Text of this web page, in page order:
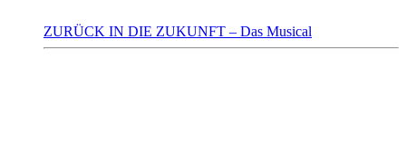
ZURÜCK IN DIE ZUKUNFT – Das Musical